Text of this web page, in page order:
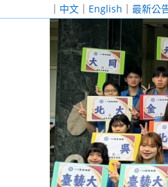
｜ 中文 ｜ English ｜ 最新公